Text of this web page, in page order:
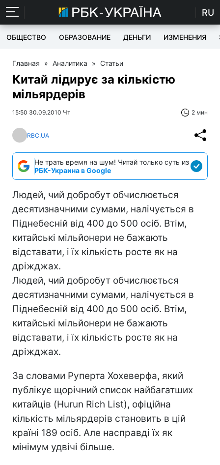
RU
ОБЩЕСТВО ОБРАЗОВАНИЕ ДЕНЬГИ ИЗМЕНЕНИЯ
Главная » Аналитика » Статьи
Китай лідирує за кількістю
мільярдерів
15:50 30.09.2010 Чт 2 мин
RBC.UA
Не трать время на шум! Читай только суть из
РБК-Украина в Google
Людей, чий добробут обчислюється
десятизначними сумами, налічується в
Піднебесній від 400 до 500 осіб. Втім,
китайські мільйонери не бажають
відставати, і їх кількість росте як на
дріжджах.
Людей, чий добробут обчислюється
десятизначними сумами, налічується в
Піднебесній від 400 до 500 осіб. Втім,
китайські мільйонери не бажають
відставати, і їх кількість росте як на
дріжджах.
За словами Руперта Хохеверфа, який
публікує щорічний список найбагатших
китайців (Hurun Rich List), офіційна
кількість мільярдерів становить в цій
країні 189 осіб. Але насправді їх як
мінімум удвічі більше.